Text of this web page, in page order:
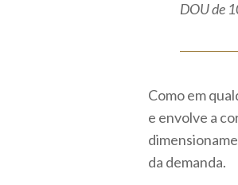
DOU de
Como em
e envolve a
da demanda.